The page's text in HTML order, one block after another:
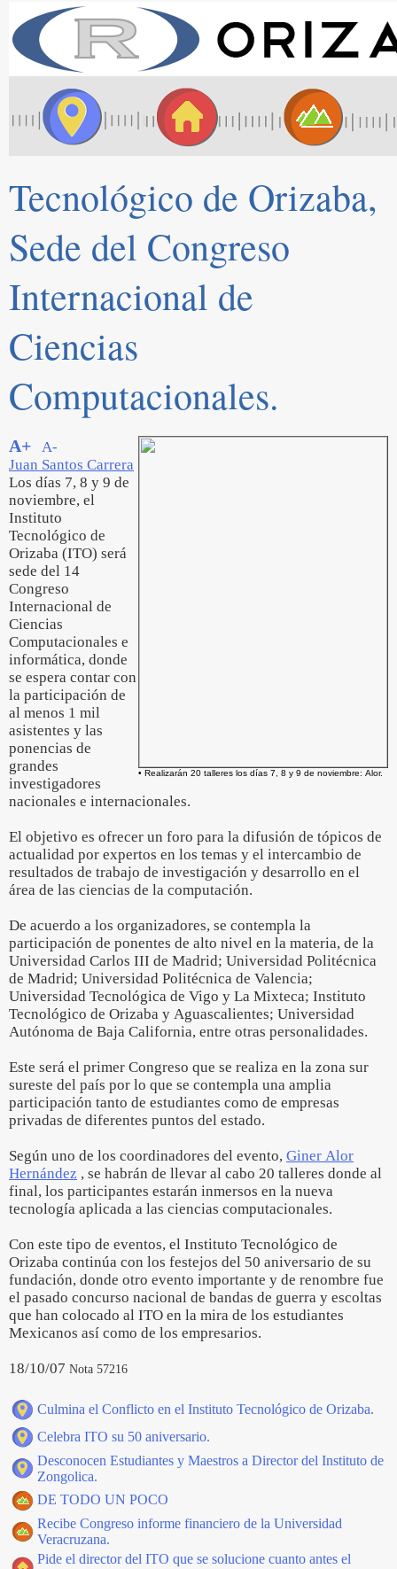
Tecnológico de Orizaba,
Sede del Congreso
Internacional de
Ciencias
Computacionales.
• Realizarán 20 talleres los días 7, 8 y 9 de noviembre: Alor.
A+
A-
Juan Santos Carrera
Los días 7, 8 y 9 de
noviembre, el
Instituto
Tecnológico de
Orizaba (ITO) será
sede del 14
Congreso
Internacional de
Ciencias
Computacionales e
informática, donde
se espera contar con
la participación de
al menos 1 mil
asistentes y las
ponencias de
grandes
investigadores
nacionales e internacionales.
El objetivo es ofrecer un foro para la difusión de tópicos de
actualidad por expertos en los temas y el intercambio de
resultados de trabajo de investigación y desarrollo en el
área de las ciencias de la computación.
De acuerdo a los organizadores, se contempla la
participación de ponentes de alto nivel en la materia, de la
Universidad Carlos III de Madrid; Universidad Politécnica
de Madrid; Universidad Politécnica de Valencia;
Universidad Tecnológica de Vigo y La Mixteca; Instituto
Tecnológico de Orizaba y Aguascalientes; Universidad
Autónoma de Baja California, entre otras personalidades.
Este será el primer Congreso que se realiza en la zona sur
sureste del país por lo que se contempla una amplia
participación tanto de estudiantes como de empresas
privadas de diferentes puntos del estado.
Según uno de los coordinadores del evento, Giner Alor
Hernández , se habrán de llevar al cabo 20 talleres donde al
final, los participantes estarán inmersos en la nueva
tecnología aplicada a las ciencias computacionales.
Con este tipo de eventos, el Instituto Tecnológico de
Orizaba continúa con los festejos del 50 aniversario de su
fundación, donde otro evento importante y de renombre fue
el pasado concurso nacional de bandas de guerra y escoltas
que han colocado al ITO en la mira de los estudiantes
Mexicanos así como de los empresarios.
18/10/07 Nota 57216
Culmina el Conflicto en el Instituto Tecnológico de Orizaba.
Celebra ITO su 50 aniversario.
Desconocen Estudiantes y Maestros a Director del Instituto de
Zongolica.
DE TODO UN POCO
Recibe Congreso informe financiero de la Universidad
Veracruzana.
Pide el director del ITO que se solucione cuanto antes el